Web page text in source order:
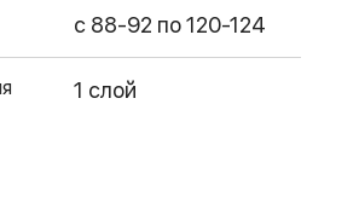
с 88-92 по 120-124
1 слой